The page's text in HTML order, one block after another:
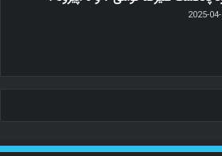
2025-